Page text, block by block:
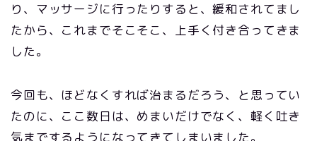
り、マッサージに行ったりすると、緩和されてまし
たから、これまでそこそこ、上手く付き合ってきま
した。
今回も、ほどなくすれば治まるだろう、と思ってい
たのに、ここ数日は、めまいだけでなく、軽く吐き
気までするようになってきてしまいました。